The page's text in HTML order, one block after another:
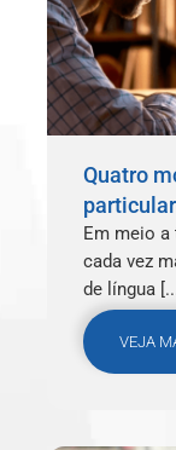
Quatro
Em meio
cada vez
de língua
VEJA